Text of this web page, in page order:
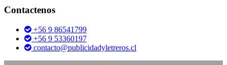
Contactenos
+56 9 86541799
+56 9 53360197
contacto@publicidadyletreros.cl